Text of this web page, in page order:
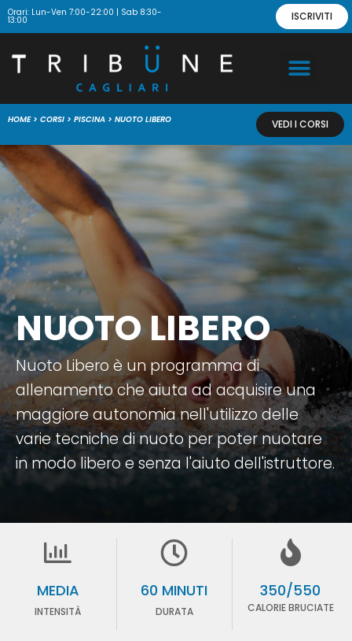
Orari: Lun-Ven 7:00-22:00 | Sab 8:30-
13:00 ISCRIVITI
HOME> CORSI > PISCINA > NUOTO LIBERO VEDI I CORSI
NUOTO LIBERO
Nuoto Libero è un programma di
allenamento che aiuta ad acquisire una
maggiore autonomia nell'utilizzo delle
varie tecniche di nuoto per poter nuotare
in modo libero e senza l'aiuto dell'istruttore.
MEDIA
INTENSITÀ
60 MINUTI
DURATA
350/550
CALORIE BRUCIATE